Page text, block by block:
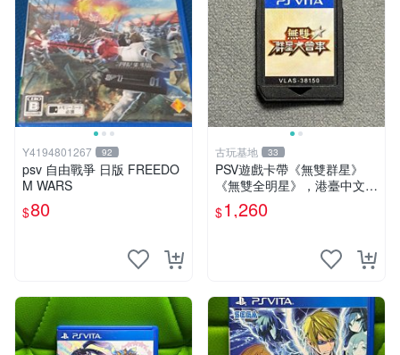
Y4194801267 92
psv 自由戰爭 日版 FREEDO
M WARS
$80
古玩基地 33
PSV遊戲卡帶《無雙群星》
《無雙全明星》，港臺中文版
裸卡，嚴選實測無誤，專機遊
戲樂趣無窮。PSV PS Vita 無
$1,260